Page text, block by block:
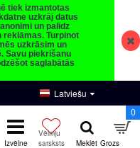
tiek izmantotas
uzkrāj datus
un palīdz
Turpinot
uzkrāsim un
Savu piekrišanu
saglabātās
Latviešu
0